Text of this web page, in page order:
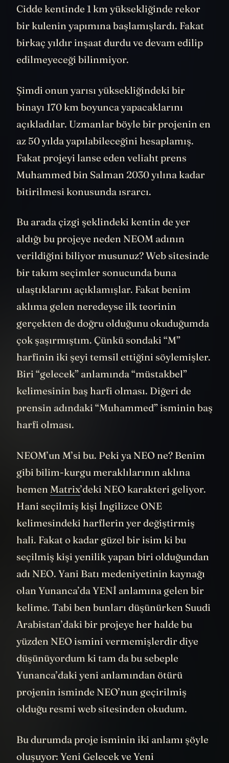
Cidde kentinde 1 km yüksekliğinde rekor
bir kulenin yapımına başlamışlardı. Fakat
birkaç yıldır inşaat durdu ve devam edilip
edilmeyeceği bilinmiyor.
Şimdi onun yarısı yüksekliğindeki bir
binayı 170 km boyunca yapacaklarını
açıkladılar. Uzmanlar böyle bir projenin en
az 50 yılda yapılabileceğini hesaplamış.
Fakat projeyi lanse eden veliaht prens
Muhammed bin Salman 2030 yılına kadar
bitirilmesi konusunda ısrarcı.
Bu arada çizgi şeklindeki kentin de yer
aldığı bu projeye neden NEOM adının
verildiğini biliyor musunuz? Web sitesinde
bir takım seçimler sonucunda buna
ulaştıklarını açıklamışlar. Fakat benim
aklıma gelen neredeyse ilk teorinin
gerçekten de doğru olduğunu okuduğumda
çok şaşırmıştım. Çünkü sondaki “M”
harfinin iki şeyi temsil ettiğini söylemişler.
Biri “gelecek” anlamında “müstakbel”
kelimesinin baş harfi olması. Diğeri de
prensin adındaki “Muhammed” isminin baş
harfi olması.
NEOM’un M’si bu. Peki ya NEO ne? Benim
gibi bilim-kurgu meraklılarının aklına
hemen Matrix’deki NEO karakteri geliyor.
Hani seçilmiş kişi İngilizce ONE
kelimesindeki harflerin yer değiştirmiş
hali. Fakat o kadar güzel bir isim ki bu
seçilmiş kişi yenilik yapan biri olduğundan
adı NEO. Yani Batı medeniyetinin kaynağı
olan Yunanca’da YENİ anlamına gelen bir
kelime. Tabi ben bunları düşünürken Suudi
Arabistan’daki bir projeye her halde bu
yüzden NEO ismini vermemişlerdir diye
düşünüyordum ki tam da bu sebeple
Yunanca’daki yeni anlamından ötürü
projenin isminde NEO’nun geçirilmiş
olduğu resmi web sitesinden okudum.
Bu durumda proje isminin iki anlamı şöyle
oluşuyor: Yeni Gelecek ve Yeni